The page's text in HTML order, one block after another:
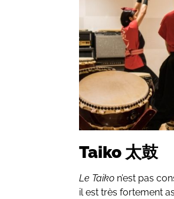
Taiko 太鼓
Le Taiko n’est pas
il est très fortement